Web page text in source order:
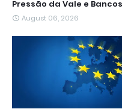
Pressão da Vale e Bancos
August 06, 2026